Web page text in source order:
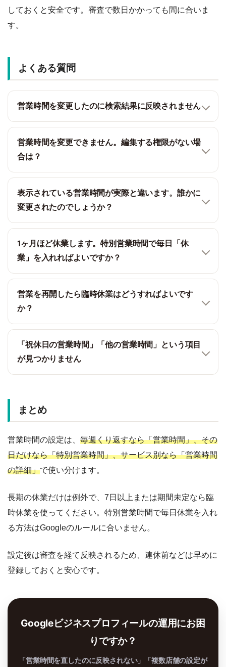
しておくと安全です。審査で数日かかっても間に合いま
す。
よくある質問
営業時間を変更したのに検索結果に反映されません
営業時間を変更できません。編集する権限がない場
合は？
表示されている営業時間が実際と違います。誰かに
変更されたのでしょうか？
1ヶ月ほど休業します。特別営業時間で毎日「休
業」を入れればよいですか？
営業を再開したら臨時休業はどうすればよいです
か？
「祝休日の営業時間」「他の営業時間」という項目
が見つかりません
まとめ
営業時間の設定は、 毎週くり返すなら「営業時間」、その
日だけなら「特別営業時間」、サービス別なら「営業時間
の詳細」で使い分けます。
長期の休業だけは例外で、7日以上または期間未定なら臨
時休業を使ってください。特別営業時間で毎日休業を入れ
る方法はGoogleのルールに合いません。
設定後は審査を経て反映されるため、連休前などは早めに
登録しておくと安心です。
Googleビジネスプロフィールの運用にお困
りですか？
「営業時間を直したのに反映されない」「複数店舗の設定が